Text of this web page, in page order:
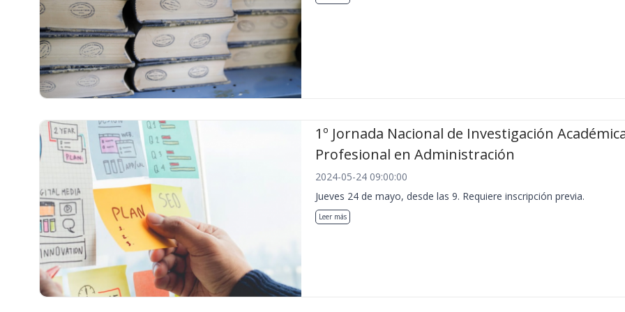
1º Jornada Nacional de Investigación
Profesional en Administración
2024-05-24 09:00:00
Jueves 24 de mayo, desde las 9. Requiere inscripción previa.
Leer más